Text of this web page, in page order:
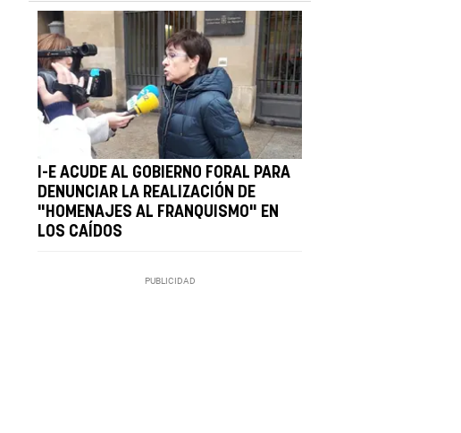
I-E ACUDE AL GOBIERNO FORAL PARA
DENUNCIAR LA REALIZACIÓN DE
"HOMENAJES AL FRANQUISMO" EN
LOS CAÍDOS